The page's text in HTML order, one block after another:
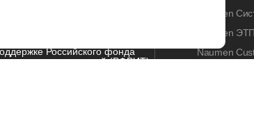
Российского фонда
технологий (РФРИТ)
Naumen
Naumen ЭТП
Naumen